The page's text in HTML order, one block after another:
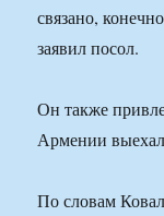
связано,
заявил посол.
Он также
Армении
По словам